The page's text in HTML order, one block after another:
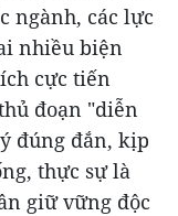
ngành, các lực
nhiều biện
cực tiến
đoạn "diễn
đúng đắn, kịp
thực sự là
giữ vững độc